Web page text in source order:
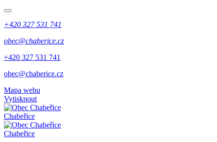
+420 327 531 741
obec@chaberice.cz
+420 327 531 741
obec@chaberice.cz
Mapa webu
Vytisknout
Chabeřice
Chabeřice